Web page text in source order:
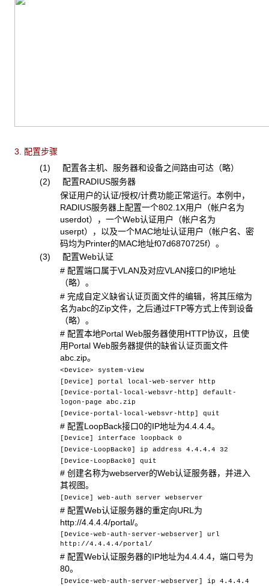
3. 配置步骤
(1) 配置各主机、服务器和设备之间路由可达（略）
(2) 配置RADIUS服务器
保证用户的认证/授权/计费功能正常运行。本例中，
RADIUS服务器上配置一个802.1X用户（帐户名为
userdot），一个Web认证用户（帐户名为
userpt），以及一个MAC地址认证用户（帐户名、密
码均为Printer的MAC地址f07d6870725f）。
(3) 配置Web认证
# 配置端口属于VLAN及对应VLAN接口的IP地址
（略）。
# 完成自定义缺省认证页面文件的编辑，将其压缩为
名为abc的Zip文件，之后通过FTP等方式上传到设备
（略）。
# 配置本地Portal Web服务器使用HTTP协议，且使
用Portal Web服务器提供的缺省认证页面文件
abc.zip。
<Device> system-view
[Device] portal local-web-server http
[Device-portal-local-websvr-http] default-
logon-page abc.zip
[Device-portal-local-websvr-http] quit
# 配置LoopBack接口0的IP地址为4.4.4.4。
[Device] interface loopback 0
[Device-LoopBack0] ip address 4.4.4.4 32
[Device-LoopBack0] quit
# 创建名称为webserver的Web认证服务器，并进入
其视图。
[Device] web-auth server webserver
# 配置Web认证服务器的重定向URL为
http://4.4.4.4/portal/。
[Device-web-auth-server-webserver] url
http://4.4.4.4/portal/
# 配置Web认证服务器的IP地址为4.4.4.4，端口号为
80。
[Device-web-auth-server-webserver] ip 4.4.4.4